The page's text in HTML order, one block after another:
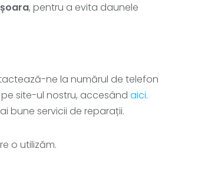
, pentru a evita daunele
ne la numărul de telefon
site-ul nostru, accesând aici.
bune servicii de reparații.
o utilizăm.